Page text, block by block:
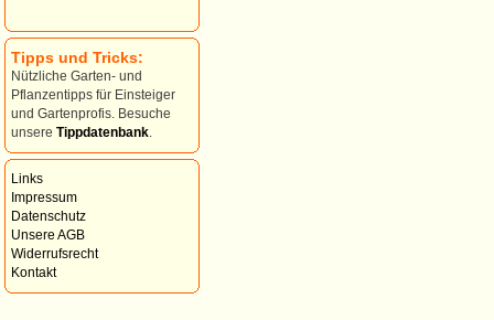
Tipps und Tricks:
Nützliche Garten- und
Pflanzentipps für Einsteiger
und Gartenprofis. Besuche
unsere Tippdatenbank
Links
Impressum
Datenschutz
Unsere AGB
Widerrufsrecht
Kontakt